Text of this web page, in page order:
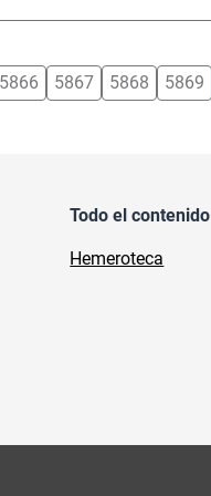
5866 5867 5868 5869
Todo el contenido
Hemeroteca